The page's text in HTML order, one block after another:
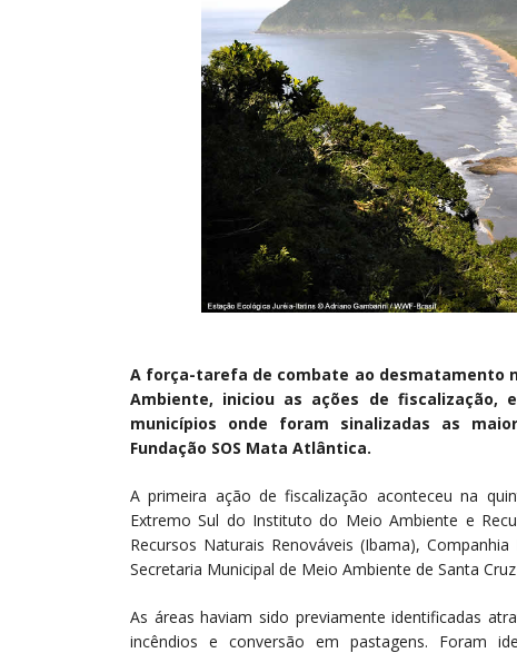
A força-tarefa de combate ao desmatamento
Ambiente, iniciou as ações de fiscalização,
municípios onde foram sinalizadas as
Fundação SOS Mata Atlântica.
A primeira ação de fiscalização aconteceu na
Extremo Sul do Instituto do Meio Ambiente e
Recursos Naturais Renováveis (Ibama),
Secretaria Municipal de Meio Ambiente de Santa
As áreas haviam sido previamente identificadas
incêndios e conversão em pastagens. Foram